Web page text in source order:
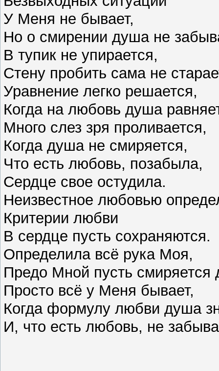
У Меня не бывает,
Но о смирении душа не
В тупик не упирается,
Стену пробить сама не
Уравнение легко решается,
Когда на любовь душа
Много слез зря проливается,
Когда душа не смиряется,
Что есть любовь, позабыла,
Сердце свое остудила.
Неизвестное любовью
Критерии любви
В сердце пусть сохраняются.
Определила всё рука Моя,
Предо Мной пусть смиряется
Просто всё у Меня бывает,
Когда формулу любви душа
И, что есть любовь, не